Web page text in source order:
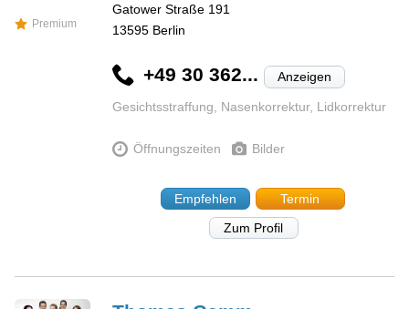
Premium
Gatower Straße 191
13595 Berlin
+49 30 362... Anzeigen
Gesichtsstraffung, Nasenkorrektur, Lidkorrektur
Öffnungszeiten Bilder
Empfehlen
Termin
Zum Profil